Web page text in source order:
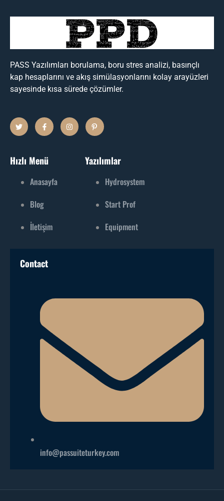
PASS Yazılımları borulama, boru stres analizi, basınçlı
kap hesaplarını ve akış simülasyonlarını kolay arayüzleri
sayesinde kısa sürede çözümler.
Hızlı Menü
Anasayfa
Blog
İletişim
Yazılımlar
Hydrosystem
Start Prof
Equipment
Contact
info@passuiteturkey.com